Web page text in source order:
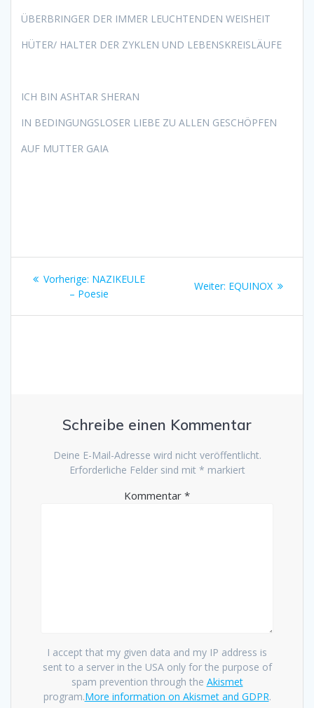
ÜBERBRINGER DER IMMER LEUCHTENDEN WEISHEIT
HÜTER/ HALTER DER ZYKLEN UND LEBENSKREISLÄUFE
ICH BIN ASHTAR SHERAN
IN BEDINGUNGSLOSER LIEBE ZU ALLEN GESCHÖPFEN
AUF MUTTER GAIA
Beitragsnavigation
Vorherige: Vorheriger
Beitrag:
NAZIKEULE
– Poesie
Weiter: Nächster
EQUINOX
Schreibe einen Kommentar
Deine E-Mail-Adresse wird nicht veröffentlicht.
Erforderliche Felder sind mit * markiert
Kommentar *
I accept that my given data and my IP address is
sent to a server in the USA only for the purpose of
spam prevention through the Akismet
program.More information on Akismet and GDPR.